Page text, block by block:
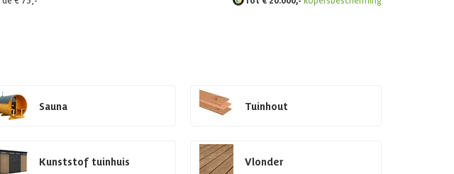
Sauna Tuinhout
Kunststof tuinhuis Vlonder